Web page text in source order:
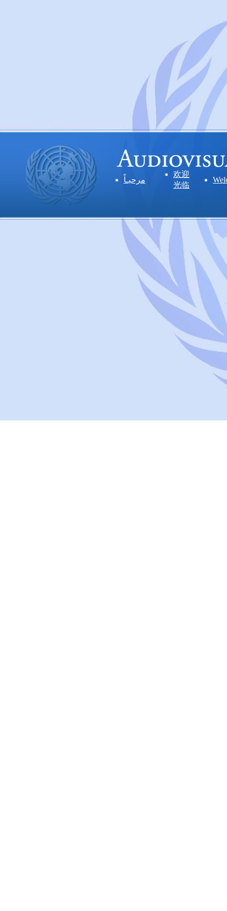
مرحبـاً
欢迎
光临